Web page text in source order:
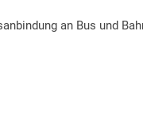
an Bus und